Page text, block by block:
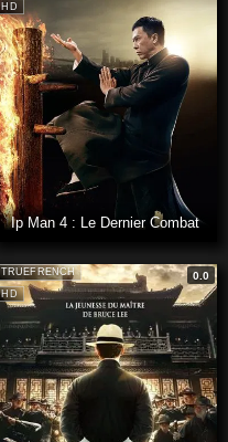
HD
Ip Man 4 : Le Dernier Combat
HD
TRUEFRENCH 0.0